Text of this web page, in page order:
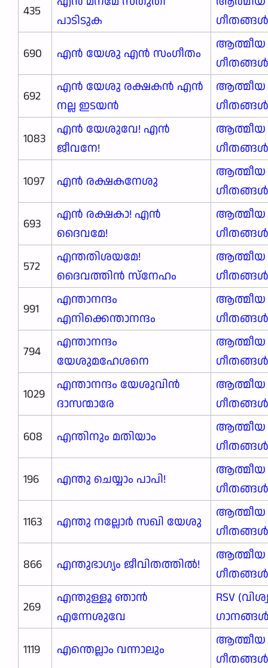
435
പാടിടുക
ഗീതങ്ങൾ
690
എൻ യേശു എൻ സംഗീതം
ആത്മീയ
ഗീതങ്ങൾ
692
എൻ യേശു രക്ഷകൻ എൻ
നല്ല ഇടയൻ
ആത്മീയ
ഗീതങ്ങൾ
1083
എൻ യേശുവേ! എൻ
ജീവനേ!
ആത്മീയ
ഗീതങ്ങൾ
1097
എൻ രക്ഷകനേശു
ആത്മീയ
ഗീതങ്ങൾ
693
എൻ രക്ഷകാ! എൻ
ദൈവമേ!
ആത്മീയ
ഗീതങ്ങൾ
572
എന്തതിശയമേ!
ദൈവത്തിൻ സ്നേഹം
ആത്മീയ
ഗീതങ്ങൾ
991
എന്താനന്ദം
എനിക്കെന്താനന്ദം
ആത്മീയ
ഗീതങ്ങൾ
794
എന്താനന്ദം
യേശുമഹേശനെ
ആത്മീയ
ഗീതങ്ങൾ
1029
എന്താനന്ദം യേശുവിൻ
ദാസന്മാരേ
ആത്മീയ
ഗീതങ്ങൾ
608
എന്തിനും മതിയാം
ആത്മീയ
ഗീതങ്ങൾ
196
എന്തു ചെയ്യാം പാപി!
ആത്മീയ
ഗീതങ്ങൾ
1163
എന്തു നല്ലോർ സഖി യേശു
ആത്മീയ
ഗീതങ്ങൾ
866
എന്തുഭാഗ്യം ജീവിതത്തിൽ!
ആത്മീയ
ഗീതങ്ങൾ
269
എന്തുള്ളൂ ഞാന്‍
എന്നേശുവേ
RSV
1119
എന്തെല്ലാം വന്നാലും
ആത്മീയ
ഗീതങ്ങൾ